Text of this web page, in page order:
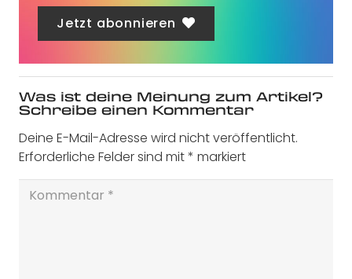
Jetzt abonnieren
Was ist deine Meinung zum Artikel?
Schreibe einen Kommentar
Deine E-Mail-Adresse wird nicht veröffentlicht.
Erforderliche Felder sind mit* markiert